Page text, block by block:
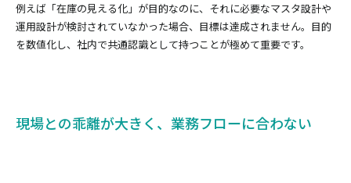
例えば「在庫の見える化」が目的なのに、それに必要なマスタ設計や
運用設計が検討されていなかった場合、目標は達成されません。目的
を数値化し、社内で共通認識として持つことが極めて重要です。
現場との乖離が大きく、業務フローに合わない